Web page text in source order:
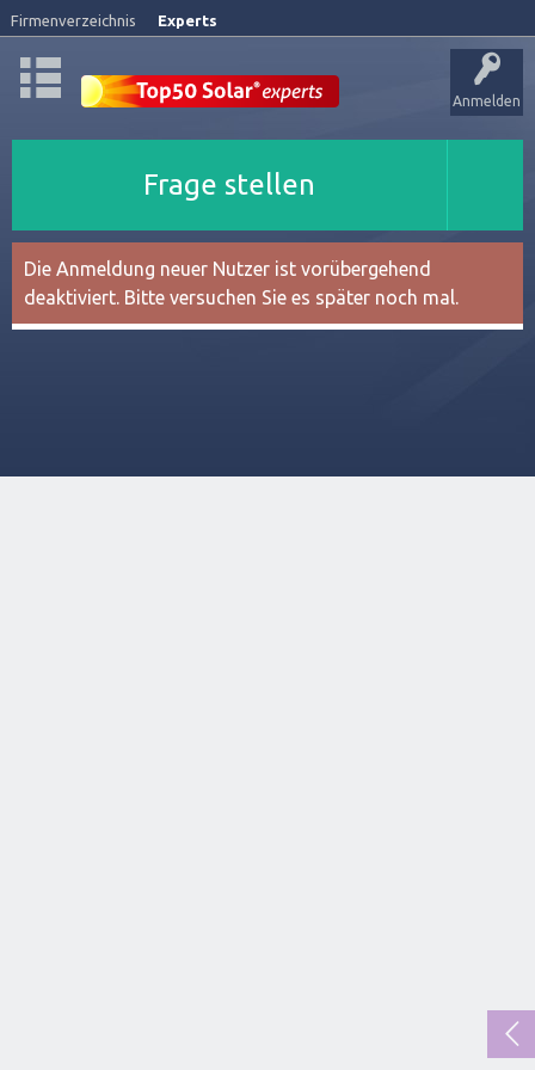
Firmenverzeichnis Experts
Anmelden
Frage stellen
Die Anmeldung neuer Nutzer ist vorübergehend
deaktiviert. Bitte versuchen Sie es später noch mal.